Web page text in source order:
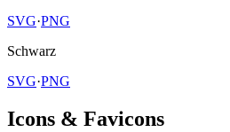
SVG·PNG
Schwarz
SVG·PNG
Icons & Favicons